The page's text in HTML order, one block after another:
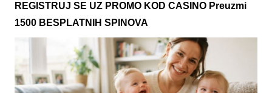
REGISTRUJ SE UZ PROMO KOD CASINO Preuzmi
1500 BESPLATNIH SPINOVA